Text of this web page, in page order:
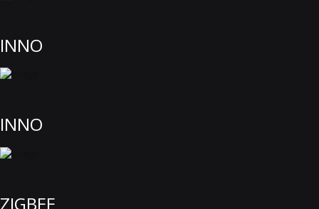
INNO
INNO
ZIGBEE